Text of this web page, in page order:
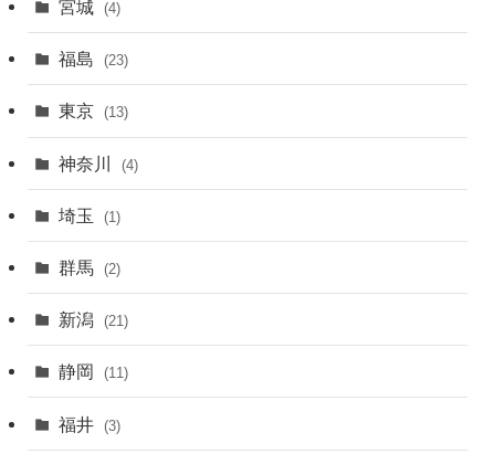
宮城 (4)
福島 (23)
東京 (13)
神奈川 (4)
埼玉 (1)
群馬 (2)
新潟 (21)
静岡 (11)
福井 (3)